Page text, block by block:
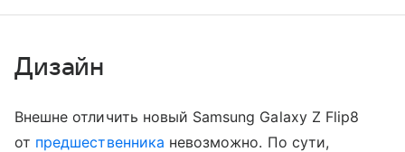
Дизайн
Внешне отличить новый Samsung Galaxy Z Flip8
от предшественника невозможно. По сути,